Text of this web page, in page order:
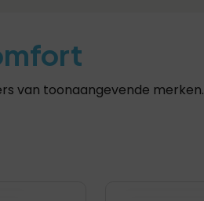
van toonaangevende merken.